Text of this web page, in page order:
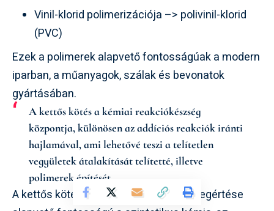
Vinil-klorid polimerizációja –> polivinil-klorid
(PVC)
Ezek a polimerek alapvető fontosságúak a modern
iparban, a műanyagok, szálak és bevonatok
gyártásában.
A kettős kötés a kémiai reakciókészség
központja, különösen az addíciós reakciók iránti
hajlamával, ami lehetővé teszi a telítetlen
vegyületek átalakítását telítetté, illetve
polimerek építését.
A kettős kötés reakciókészségének megértése